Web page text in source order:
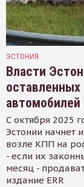
ЭСТОНИЯ
Власти
оставленных
автомобилей
С октября 2025
Эстонии начнет
возле КПП на
- если их
месяц -
издание ERR